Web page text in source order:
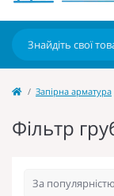
Запірна арматура
Фільтр